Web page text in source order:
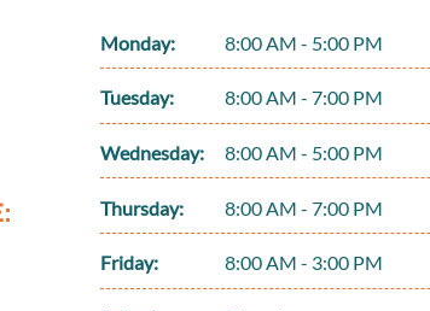
Monday: 8:00 AM - 5:00 PM
Tuesday: 8:00 AM - 7:00 PM
Wednesday: 8:00 AM - 5:00 PM
Thursday: 8:00 AM - 7:00 PM
Friday: 8:00 AM - 3:00 PM